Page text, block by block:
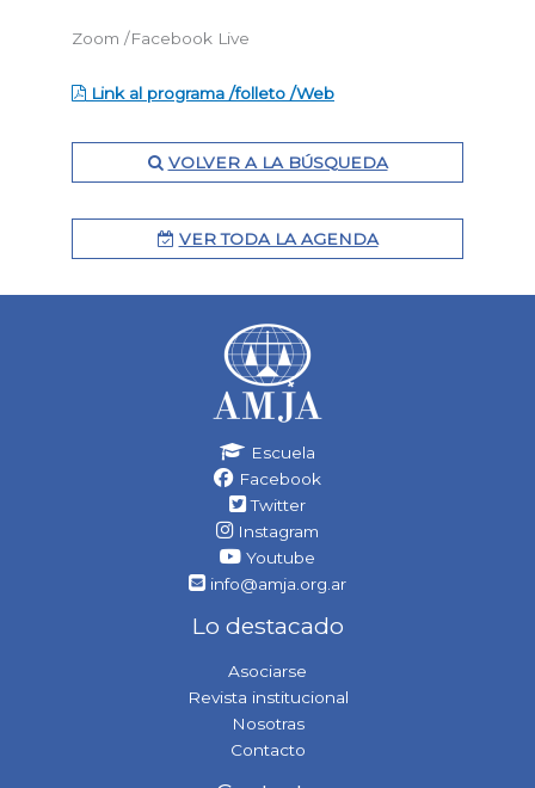
Zoom /Facebook Live
Link al programa /folleto /Web
VOLVER A LA BÚSQUEDA
VER TODA LA AGENDA
Escuela
Facebook
Twitter
Instagram
Youtube
info@amja.org.ar
Lo destacado
Asociarse
Revista institucional
Nosotras
Contacto